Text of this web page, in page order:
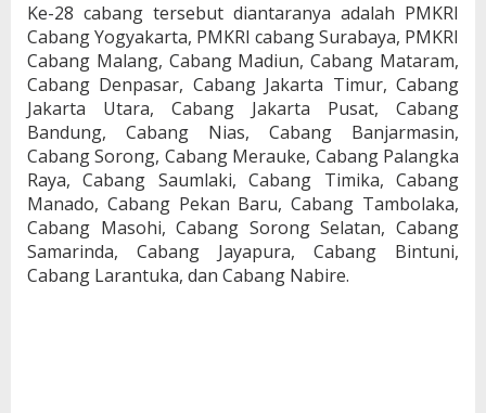
Ke-28 cabang tersebut diantaranya adalah PMKRI
Cabang Yogyakarta, PMKRI cabang Surabaya, PMKRI
Cabang Malang, Cabang Madiun, Cabang Mataram,
Cabang Denpasar, Cabang Jakarta Timur, Cabang
Jakarta Utara, Cabang Jakarta Pusat, Cabang
Bandung, Cabang Nias, Cabang Banjarmasin,
Cabang Sorong, Cabang Merauke, Cabang Palangka
Raya, Cabang Saumlaki, Cabang Timika, Cabang
Manado, Cabang Pekan Baru, Cabang Tambolaka,
Cabang Masohi, Cabang Sorong Selatan, Cabang
Samarinda, Cabang Jayapura, Cabang Bintuni,
Cabang Larantuka, dan Cabang Nabire.